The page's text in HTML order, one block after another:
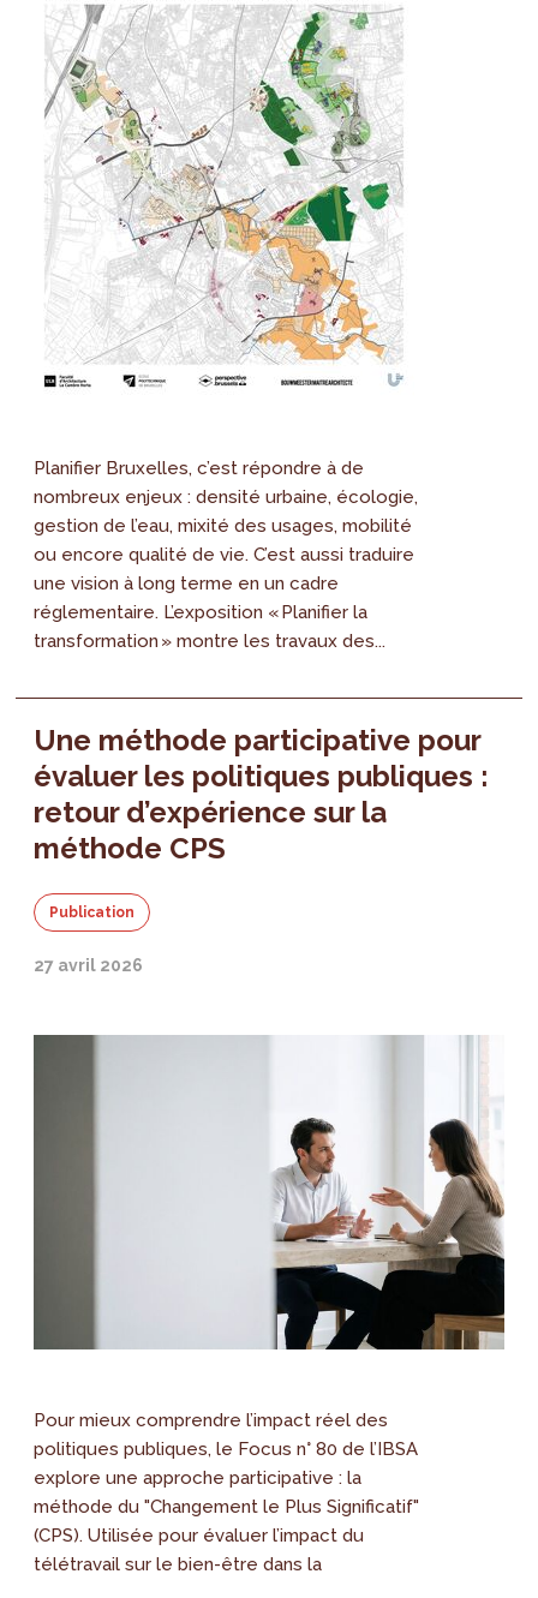
Planifier Bruxelles, c’est répondre à de
nombreux enjeux : densité urbaine, écologie,
gestion de l’eau, mixité des usages, mobilité
ou encore qualité de vie. C’est aussi traduire
une vision à long terme en un cadre
réglementaire. L’exposition « Planifier la
transformation » montre les travaux des...
Une méthode participative pour
évaluer les politiques publiques :
retour d’expérience sur la
méthode CPS
Publication
27 avril 2026
Pour mieux comprendre l’impact réel des
politiques publiques, le Focus n° 80 de l’IBSA
explore une approche participative : la
méthode du "Changement le Plus Significatif"
(CPS). Utilisée pour évaluer l’impact du
télétravail sur le bien-être dans la